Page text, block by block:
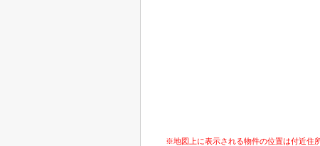
※地図上に表示される物件の位置は付近住